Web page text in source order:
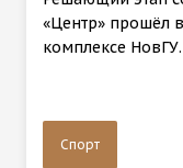
«Центр» прошёл
комплексе НовГУ.
Спорт